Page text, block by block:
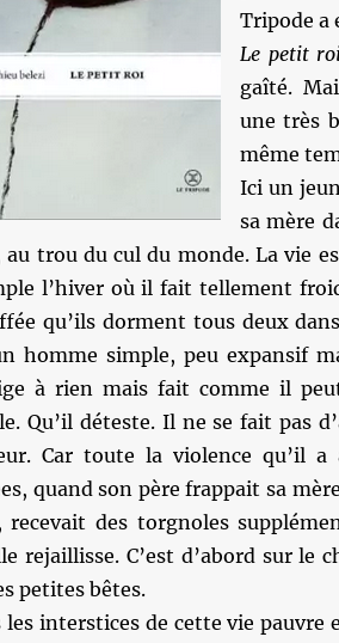
Tripode a
Le petit
gaîté.
une très
même
Ici un
sa mère
au trou du cul du monde. La vie
l’hiver où il fait tellement
qu’ils dorment tous deux
homme simple, peu expansif
à rien mais fait comme il
Qu’il déteste. Il ne se fait pas
Car toute la violence qu’il a
quand son père frappait sa
recevait des torgnoles
rejaillisse. C’est d’abord sur le
petites bêtes.
les interstices de cette vie pauvre